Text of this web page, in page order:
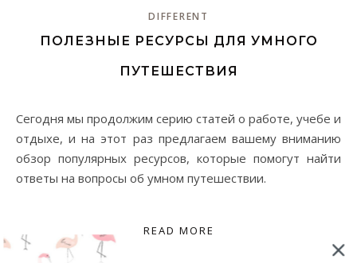
DIFFERENT
ПОЛЕЗНЫЕ РЕСУРСЫ ДЛЯ УМНОГО
ПУТЕШЕСТВИЯ
Сегодня мы продолжим серию статей о работе, учебе и
отдыхе, и на этот раз предлагаем вашему вниманию
обзор популярных ресурсов, которые помогут найти
ответы на вопросы об умном путешествии.
READ MORE